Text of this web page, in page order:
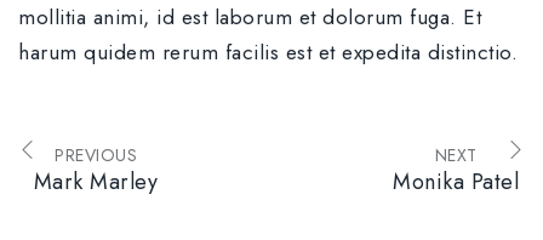
mollitia animi, id est laborum et dolorum fuga. Et
harum quidem rerum facilis est et expedita distinctio.
PREVIOUS
Mark Marley
NEXT
Monika Patel